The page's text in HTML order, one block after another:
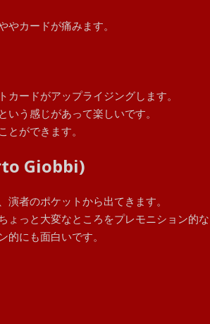
カードが痛みます。
ードがアップライジングします。
う感じがあって楽しいです。
ができます。
Giobbi)
者のポケットから出てきます。
ょっと大変なところをプレモニション的な
にも面白いです。